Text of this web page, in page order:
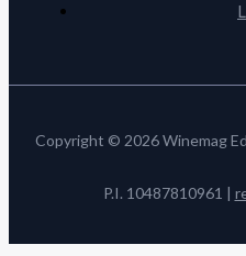
Copyright © 2026 Winemag
P.I. 10487810961 |